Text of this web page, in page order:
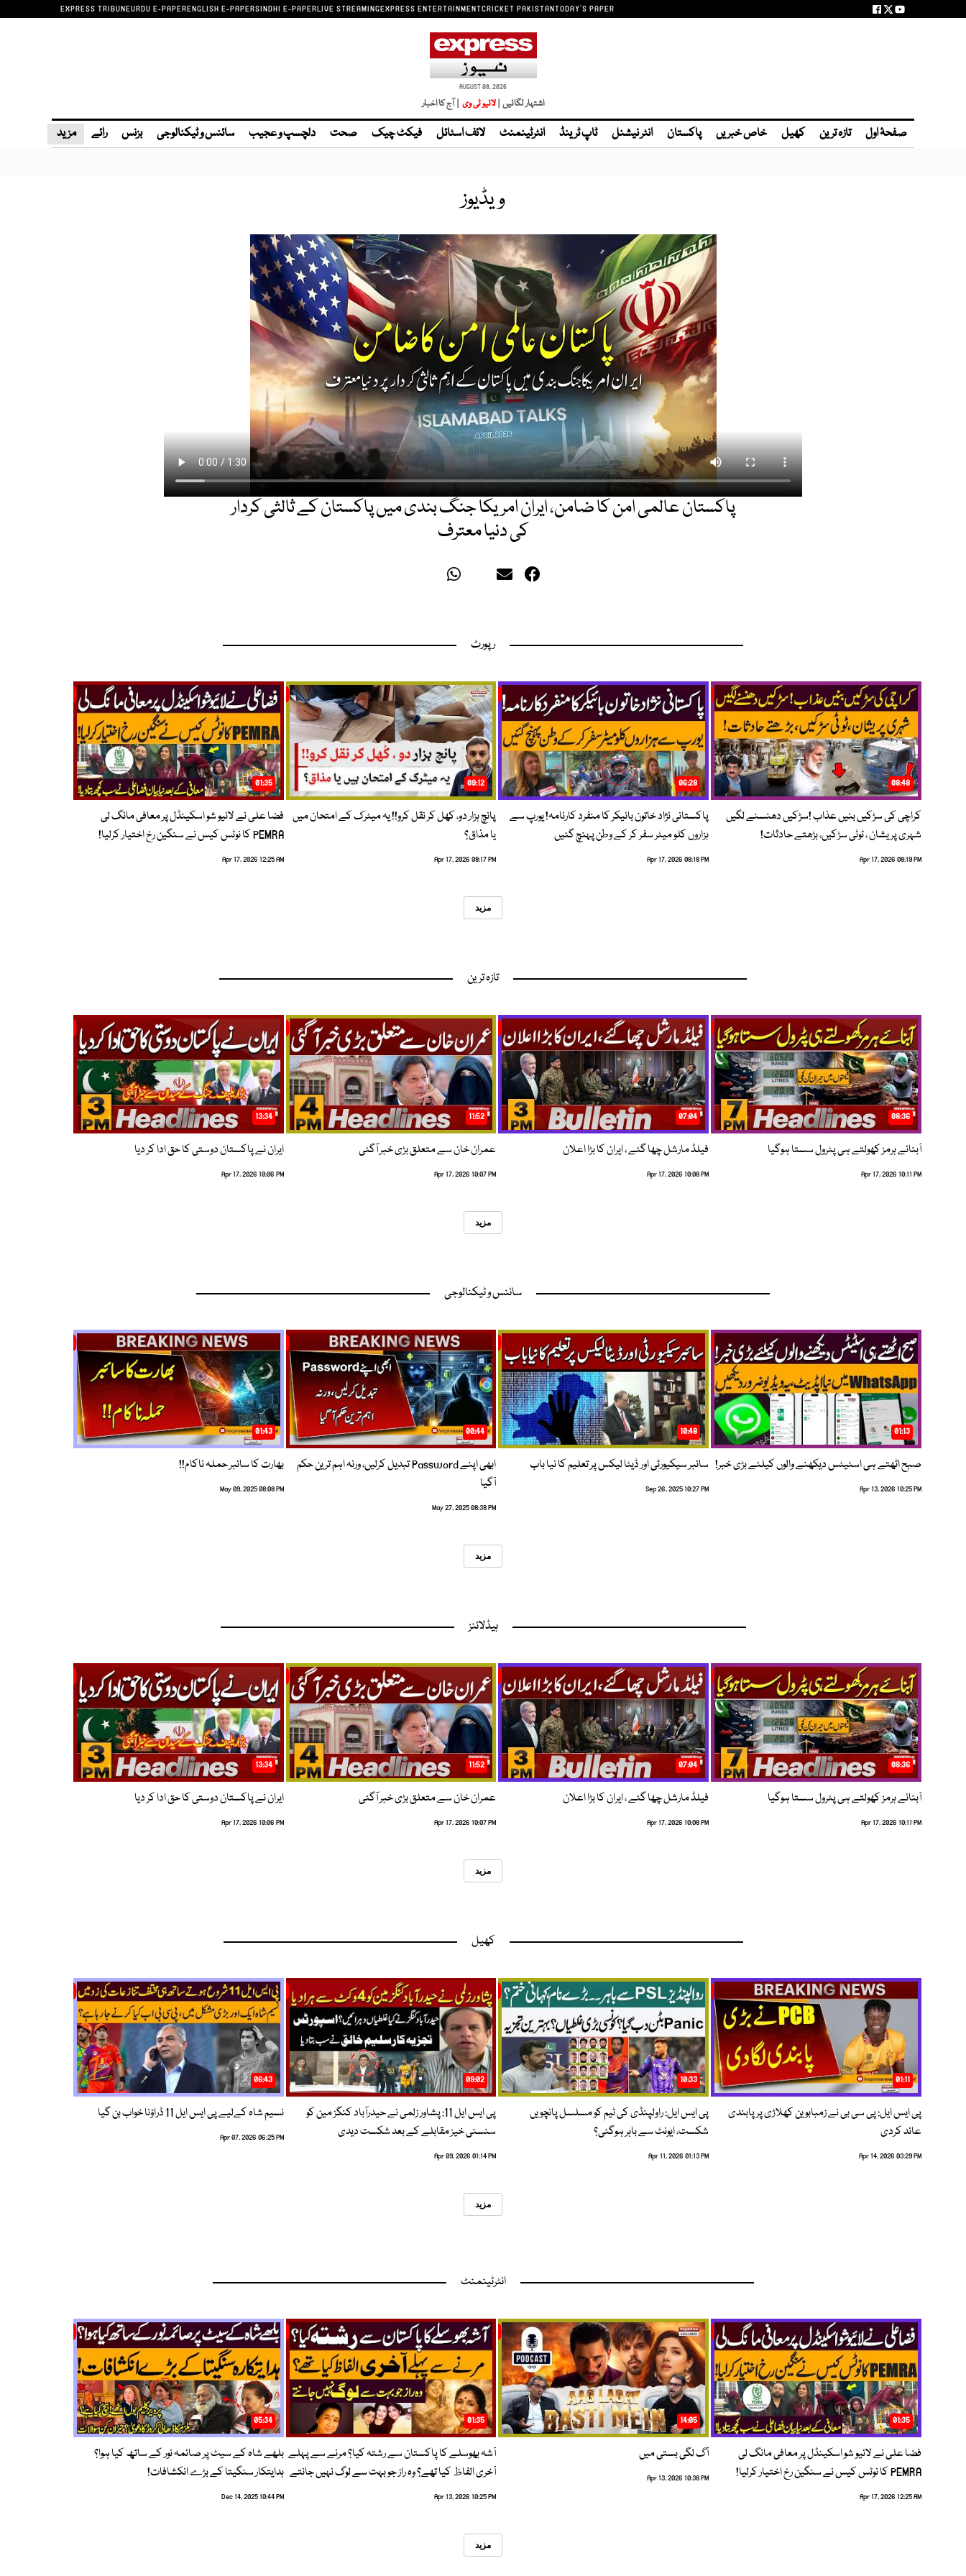
EXPRESS TRIBUNEURDU E-PAPERENGLISH E-PAPERSINDHI E-PAPERLIVE STREAMINGEXPRESS ENTERTAINMENTCRICKET PAKISTANTODAY'S PAPER
AUGUST 08, 2026
اشتہار لگائیں | | آج کا اخبار
صفحۂ اول تازہ ترین کھیل خاص خبریں پاکستان انٹر نیشنل ٹاپ ٹرینڈ انٹرٹینمنٹ لائف اسٹائل فیکٹ چیک صحت دلچسپ و عجیب سائنس و ٹیکنالوجی بزنس رائے مزید
ویڈیوز
پاکستان عالمی امن کا ضامن، ایران امریکا جنگ بندی میں پاکستان کے ثالثی کردار
کی دنیا معترف
رپورٹ
08:48
کراچی کی سڑکیں بنیں عذاب !سڑکیں دھنسنے لگیں
شہری پریشان ، ٹوٹی سڑکیں، بڑھتے حادثات!
Apr 17, 2026 08:19 PM
06:28
پاکستانی نژاد خاتون بائیکر کا منفرد کارنامہ! یورپ سے
ہزاروں کلو میٹر سفر کر کے وطن پہنچ گئیں
Apr 17, 2026 08:18 PM
09:12
پانچ ہزار دو، کھل کر نقل کرو!! یہ میٹرک کے امتحان میں
یا مذاق؟
Apr 17, 2026 08:17 PM
01:35
فضا علی نے لائیو شو اسکینڈل پر معافی مانگ لی
PEMRA کا نوٹس کیس نے سنگین رخ اختیار کرلیا!
Apr 17, 2026 12:25 AM
مزید
تازہ ترین
08:36
آبنائے ہرمز کھولتے ہی پٹرول سستا ہوگیا
Apr 17, 2026 10:11 PM
07:04
فیلڈ مارشل چھا گئے ، ایران کا بڑا اعلان
Apr 17, 2026 10:08 PM
11:52
عمران خان سے متعلق بڑی خبر آگئی
Apr 17, 2026 10:07 PM
13:34
ایران نے پاکستان دوستی کا حق ادا کر دیا
Apr 17, 2026 10:06 PM
مزید
سائنس و ٹیکنالوجی
01:13
صبح اٹھتے ہی اسٹیٹس دیکھنے والوں کیلئے بڑی خبر!
Apr 13, 2026 10:25 PM
10:48
سائبر سیکیورٹی اور ڈیٹا لیکس پر تعلیم کا نیا باب
Sep 26, 2025 10:27 PM
00:44
ابھی اپنے Password تبدیل کرلیں، ورنہ اہم ترین حکم
آگیا
May 27, 2025 08:38 PM
01:43
بھارت کا سائبر حملہ ناکام!!
May 09, 2025 08:08 PM
مزید
ہیڈلائنز
08:36
آبنائے ہرمز کھولتے ہی پٹرول سستا ہوگیا
Apr 17, 2026 10:11 PM
07:04
فیلڈ مارشل چھا گئے ، ایران کا بڑا اعلان
Apr 17, 2026 10:08 PM
11:52
عمران خان سے متعلق بڑی خبر آگئی
Apr 17, 2026 10:07 PM
13:34
ایران نے پاکستان دوستی کا حق ادا کر دیا
Apr 17, 2026 10:06 PM
مزید
کھیل
01:11
پی ایس ایل: پی سی بی نے زمبابوین کھلاڑی پر پابندی
عائد کردی
Apr 14, 2026 03:29 PM
10:33
پی ایس ایل: راولپنڈی کی ٹیم کو مسلسل پانچویں
شکست، ایونٹ سے باہر ہوگئی؟
Apr 11, 2026 01:13 PM
09:02
پی ایس ایل 11: پشاور زلمی نے حیدرآباد کنگز مین کو
سنسنی خیز مقابلے کے بعد شکست دیدی
Apr 09, 2026 01:14 PM
06:43
نسیم شاہ کےلیے پی ایس ایل 11 ڈراؤنا خواب بن گیا
Apr 07, 2026 06:25 PM
مزید
انٹرٹینمنٹ
01:35
فضا علی نے لائیو شو اسکینڈل پر معافی مانگ لی
PEMRA کا نوٹس کیس نے سنگین رخ اختیار کرلیا!
Apr 17, 2026 12:25 AM
14:05
آگ لگی بستی میں
Apr 13, 2026 10:38 PM
01:35
آشہ بھوسلے کا پاکستان سے رشتہ کیا؟ مرنے سے پہلے
آخری الفاظ کیا تھے؟ وہ راز جو بہت سے لوگ نہیں جانتے
Apr 13, 2026 10:25 PM
05:34
بلھے شاہ کے سیٹ پر صائمہ نور کے ساتھ کیا ہوا؟
ہدایتکار سنگیتا کے بڑے انکشافات!
Dec 14, 2025 10:44 PM
مزید